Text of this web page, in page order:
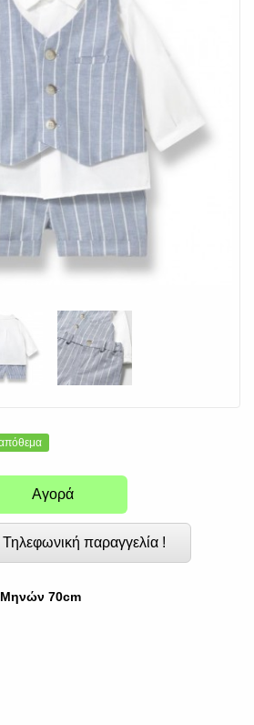
Αγορά
Τηλεφωνική παραγγελία !
70cm